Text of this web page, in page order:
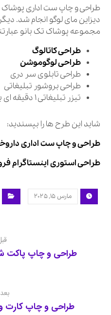
طراحی و چاپ ست اداری
دیزاین مای لوگو انجام شد.
مجموعه پوشاک تک بانو
طراحی کاتالوگ
طراحی لوگوموشن
طراحی تابلوی سر دری
طراحی بروشور تبلیغاتی
تیزر تبلیغاتی ۱ دقیقه ای برای اینستاگرام
شاید این طرح ها را بپسندید:
طراحی و چاپ ست اداری
طراحی استوری اینستاگرام
مارس ۱۵, ۲۰۲۵
طراحی و چاپ پاکت
طراحی و چاپ کارت